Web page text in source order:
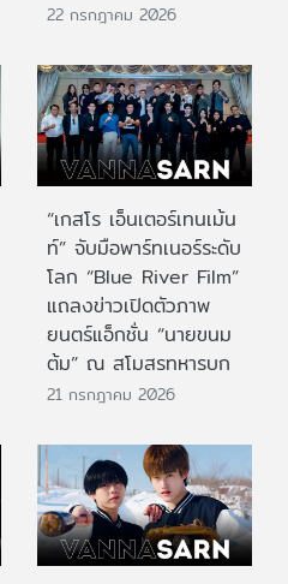
22 กรกฎาคม 2026
“เกสโร เอ็นเตอร์เทนเม้น
ท์” จับมือพาร์ทเนอร์ระดับ
โลก “Blue River Film”
แถลงข่าวเปิดตัวภาพ
ยนตร์แอ็กชั่น “นายขนม
ต้ม” ณ สโมสรทหารบก
21 กรกฎาคม 2026